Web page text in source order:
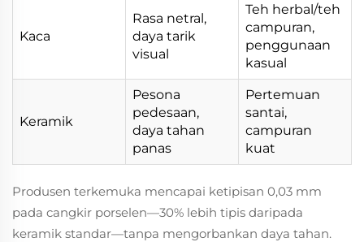
Kaca
Rasa netral,
daya tarik
visual
Teh herbal/teh
campuran,
penggunaan
kasual
Keramik
Pesona
pedesaan,
daya tahan
panas
Pertemuan
santai,
campuran
kuat
Produsen terkemuka mencapai ketipisan 0,03 mm
pada cangkir porselen—30% lebih tipis daripada
keramik standar—tanpa mengorbankan daya tahan.